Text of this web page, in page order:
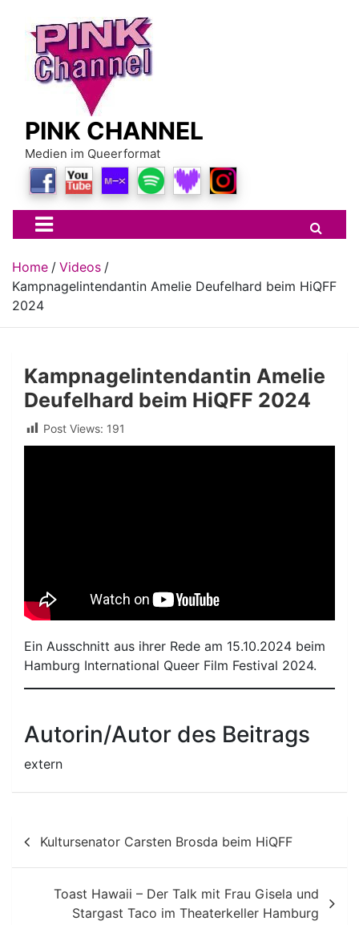
content
PINK CHANNEL
Medien im Queerformat
Home
Videos
Kampnagelintendantin Amelie Deufelhard beim HiQFF
2024
Kampnagelintendantin Amelie
Deufelhard beim HiQFF 2024
Post Views: 191
Ein Ausschnitt aus ihrer Rede am 15.10.2024 beim
Hamburg International Queer Film Festival 2024.
Autorin/Autor des Beitrags
extern
Beitragsnavigation
Kultursenator Carsten Brosda beim HiQFF
Toast Hawaii – Der Talk mit Frau Gisela und
Stargast Taco im Theaterkeller Hamburg